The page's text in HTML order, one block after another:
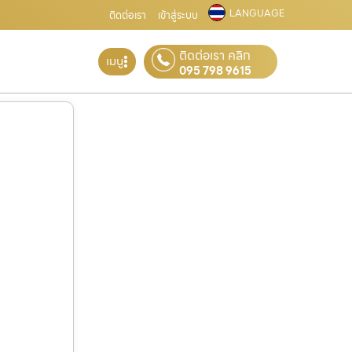
ติดต่อเรา เข้าสู่ระบบ LANGUAGE
เมนู ติดต่อเรา คลิก
095 798 9615